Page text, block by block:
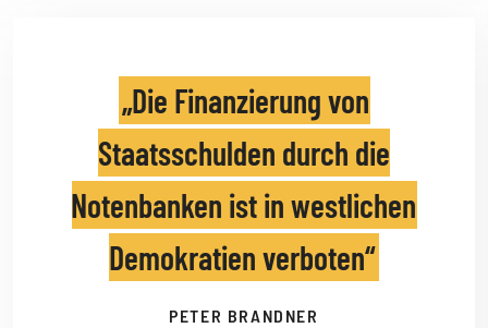
Die Finanzierung von
Staatsschulden durch die
Notenbanken ist in westlichen
Demokratien verboten
PETER BRANDNER